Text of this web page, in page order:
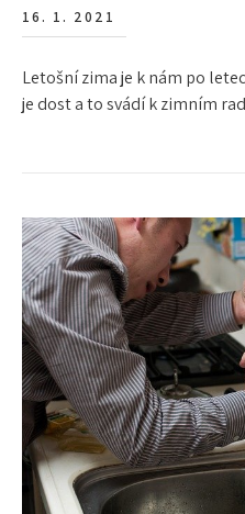
16. 1. 2021
Letošní zima je k nám po
je dost a to svádí k zimním